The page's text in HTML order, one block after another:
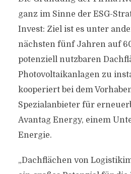
ganz im Sinne der ESG-
Invest: Ziel ist es unter
nächsten fünf Jahren auf
potenziell nutzbaren
Photovoltaikanlagen zu
kooperiert bei dem
Spezialanbieter für
Avantag Energy, einem
Energie.
„Dachflächen von